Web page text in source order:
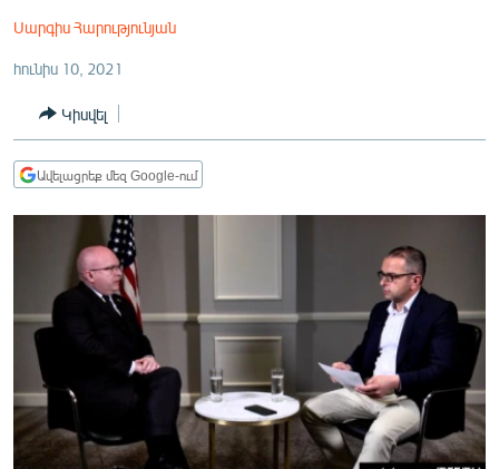
ՏՆՏԵՍՈՒԹՅՈՒՆ
ՂԱՐԱԲԱՂ
ՏԱՐԱԾԱՇՐՋԱՆ
ՄԻՋԱԶԳԱՅԻՆ
ՄՇԱԿՈՒՅԹ
ՍՊՈՐՏ
ՄԵԿՆԱԲԱՆՈՒԹՅՈՒՆ
ՏՏ ԵՒ ԻՆՏԵՐՆԵՏ
Սարգիս Հարությունյան
հունիս 10, 2021
Կիսվել
Ավելացրեք մեզ Google-ում